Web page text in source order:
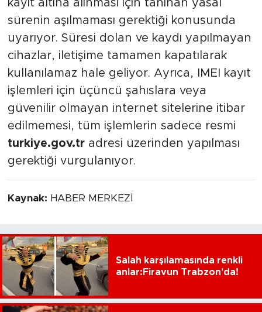
kayıt altına alınması için tanınan yasal
sürenin aşılmaması gerektiği konusunda
uyarıyor. Süresi dolan ve kaydı yapılmayan
cihazlar, iletişime tamamen kapatılarak
kullanılamaz hale geliyor. Ayrıca, IMEI kayıt
işlemleri için üçüncü şahıslara veya
güvenilir olmayan internet sitelerine itibar
edilmemesi, tüm işlemlerin sadece resmi
turkiye.gov.tradresi üzerinden yapılması
gerektiği vurgulanıyor.
Kaynak: HABER MERKEZİ
Salah karşılamasında renkli
anlar:Firavun Trabzon'da!